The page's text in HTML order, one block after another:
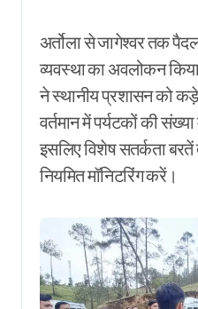
अर्तोला से जागेश्वर तक
व्यवस्था का अवलोकन
ने स्थानीय प्रशासन को कड़े
वर्तमान में पर्यटकों की
इसलिए विशेष सतर्कता
नियमित मॉनिटरिंग करें।